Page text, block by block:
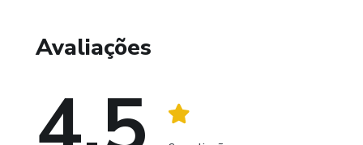
Quero continuar a ensinar enquanto tiver forças e lucidez.
Avaliações